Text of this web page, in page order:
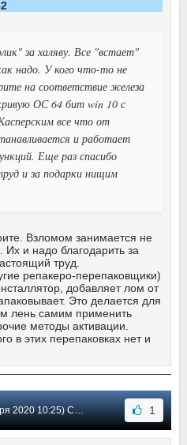
за халяву. Все "встает"
надо. У кого что-то не
на соответствие железа
ОС 64 бит win 10 с
все что от
и работает
Еще раз спасибо
и за подарки нищим
Взломом занимается не
Их и надо благодарить за
труд.
репакеро-перепаковщики)
добавляет лом от
Это делается для
лень самим применить
методы активации.
в этих перепаковках нет и
10:25) Сообщение #117 1